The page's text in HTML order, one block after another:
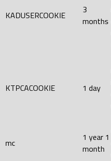
KADUSERCOOKIE
3
months
KTPCACOOKIE 1 day
mc
1 year 1
month